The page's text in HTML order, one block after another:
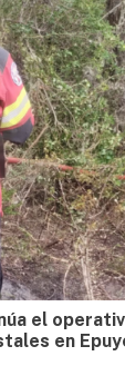
el
en